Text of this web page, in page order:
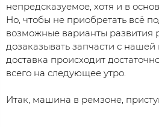
непредсказуемое, хотя и в
Но, чтобы не приобретать всё
возможные варианты развития
дозаказывать запчасти с
доставка происходит
всего на следующее утро.
Итак, машина в ремзоне,